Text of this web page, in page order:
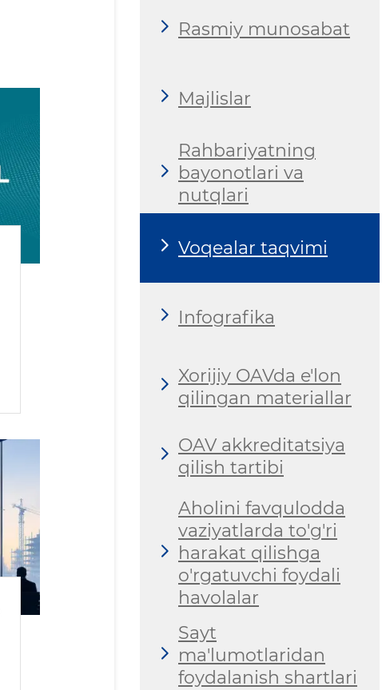
Rasmiy munosabat
Majlislar
Rahbariyatning
bayonotlari va
nutqlari
Voqealar taqvimi
Infografika
Xorijiy OAVda e'lon
qilingan materiallar
OAV akkreditatsiya
qilish tartibi
Aholini favqulodda
vaziyatlarda to'g'ri
harakat qilishga
o'rgatuvchi foydali
havolalar
Sayt
ma'lumotlaridan
foydalanish shartlari